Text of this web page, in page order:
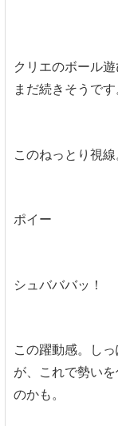
クリエのボール
まだ続きそうです
このねっとり視
ポイー
シュバババッ！
この躍動感。し
が、これで勢い
のかも。